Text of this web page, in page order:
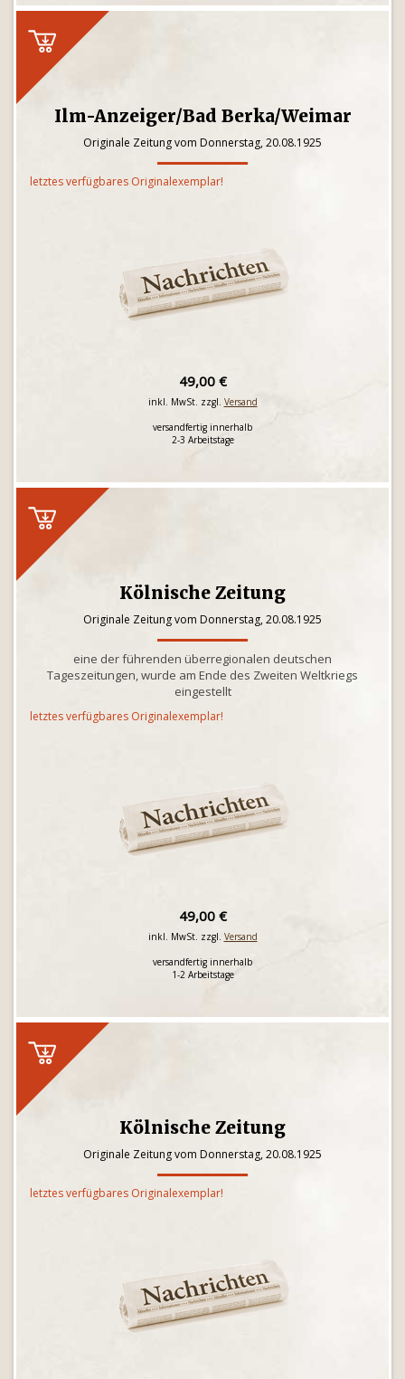
Ilm-Anzeiger/Bad Berka/Weimar
Originale Zeitung vom Donnerstag, 20.08.1925
letztes verfügbares Originalexemplar!
49,00 €
inkl. MwSt. zzgl. Versand
versandfertig innerhalb
2-3 Arbeitstage
Kölnische Zeitung
Originale Zeitung vom Donnerstag, 20.08.1925
eine der führenden überregionalen deutschen
Tageszeitungen, wurde am Ende des Zweiten Weltkriegs
eingestellt
letztes verfügbares Originalexemplar!
49,00 €
inkl. MwSt. zzgl. Versand
versandfertig innerhalb
1-2 Arbeitstage
Kölnische Zeitung
Originale Zeitung vom Donnerstag, 20.08.1925
letztes verfügbares Originalexemplar!